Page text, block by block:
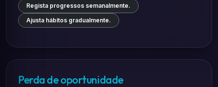
Regista progressos semanalmente.
Ajusta hábitos gradualmente.
Perda de oportunidade